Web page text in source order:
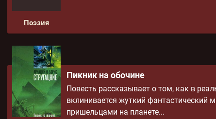
Поэзия
Пикник на обочине
Повесть рассказывает о том, как в
вклинивается жуткий фантастический
пришельцами на планете...